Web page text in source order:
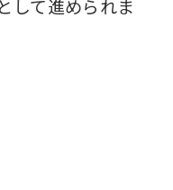
して進められま